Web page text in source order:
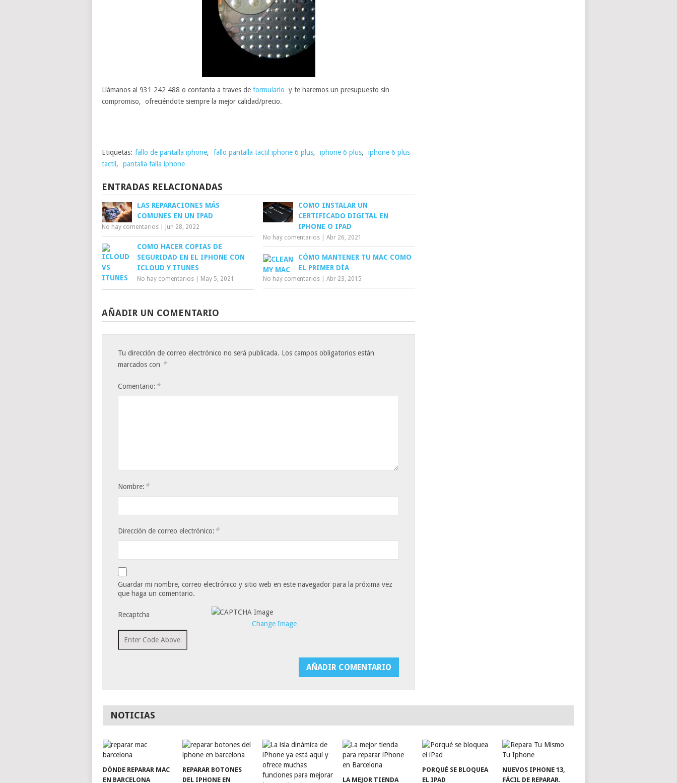
Llámanos al 931 242 488 o contanta a traves de formulario y te haremos un presupuesto sin
compromiso, ofreciéndote siempre la mejor calidad/precio.
Etiquetas: fallo de pantalla iphone, fallo pantalla tactil iphone 6 plus, iphone 6 plus,
iphone 6 plus
tactil , pantalla falla iphone
ENTRADAS RELACIONADAS
LAS REPARACIONES MÁS
COMUNES EN UN IPAD
No hay comentarios Jun 28, 2022
COMO INSTALAR UN
CERTIFICADO DIGITAL EN
IPHONE O IPAD
No hay comentarios |Abr 26, 2021
COMO HACER COPIAS DE
SEGURIDAD EN EL IPHONE CON
ICLOUD Y ITUNES
No hay comentarios May 5, 2021
CÓMO MANTENER TU MAC COMO
EL PRIMER DÍA
No hay comentarios |Abr 23, 2015
AÑADIR UN COMENTARIO
Tu dirección de correo electrónico no será publicada. Los campos obligatorios están
marcados con *
Comentario: *
Nombre: *
Dirección de correo electrónico: *
Guardar mi nombre, correo electrónico y sitio web en este navegador para la próxima vez
que haga un comentario.
Recaptcha
Change Image
NOTICIAS
DÓNDE REPARAR MAC
EN BARCELONA
REPARAR BOTONES
DEL IPHONE EN
LA MEJOR TIENDA
PORQUÉ SE BLOQUEA
EL IPAD
NUEVOS IPHONE 13,
FÁCIL DE REPARAR.